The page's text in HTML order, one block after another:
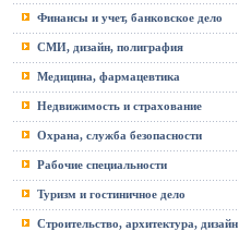
Финансы и учет, банковское дело
СМИ, дизайн, полиграфия
Медицина, фармацевтика
Недвижимость и страхование
Охрана, служба безопасности
Рабочие специальности
Туризм и гостиничное дело
Строительство, архитектура, дизайн